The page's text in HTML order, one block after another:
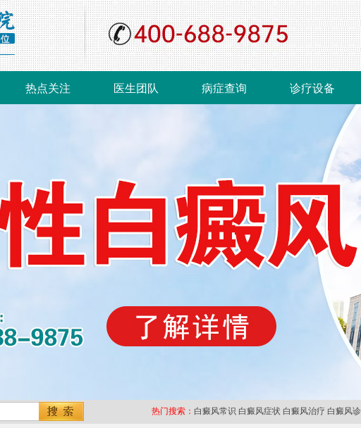
热点关注 医生团队 病症查询 诊疗设备
热门搜索： 白癜风常识 白癜风症状 白癜风治疗 白癜风